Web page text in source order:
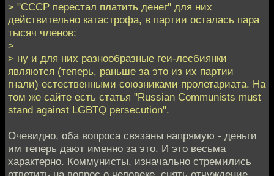
> "СССР перестал платить денег" для них
действительно катастрофа, в партии осталась пара
тысяч членов;
>
> ну и для них разнообразные геи-лесбиянки
являются (теперь, раньше за это из их партии
гнали) естественными союзниками пролетариата. На
том же сайте есть статья "Russian Communists must
stand against LGBTQ persecution".
Очевидно, оба вопроса связаны напрямую - деньги
им теперь дают именно за это. И это весьма
характерно. Коммунисты, изначально стремились